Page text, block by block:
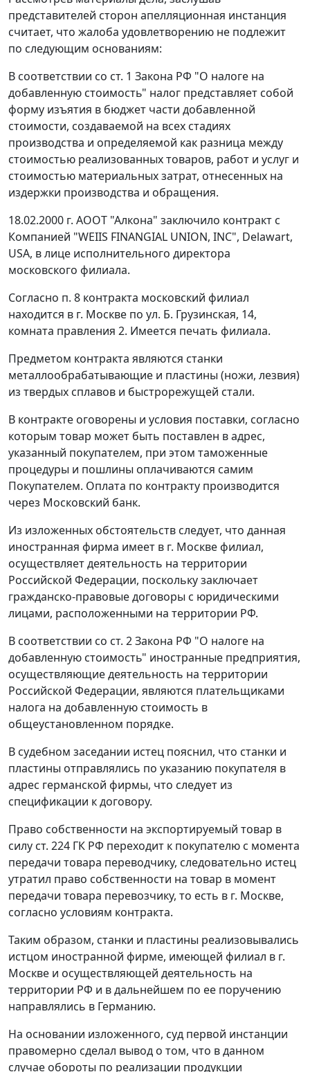
представителей сторон апелляционная инстанция
считает, что жалоба удовлетворению не подлежит
по следующим основаниям:
В соответствии со ст. 1 Закона РФ "О налоге на
добавленную стоимость" налог представляет собой
форму изъятия в бюджет части добавленной
стоимости, создаваемой на всех стадиях
производства и определяемой как разница между
стоимостью реализованных товаров, работ и услуг и
стоимостью материальных затрат, отнесенных на
издержки производства и обращения.
18.02.2000 г. АООТ "Алкона" заключило контракт с
Компанией "WEIIS FINANGIAL UNION, INC", Delawart,
USA, в лице исполнительного директора
московского филиала.
Согласно п. 8 контракта московский филиал
находится в г. Москве по ул. Б. Грузинская, 14,
комната правления 2. Имеется печать филиала.
Предметом контракта являются станки
металлообрабатывающие и пластины (ножи, лезвия)
из твердых сплавов и быстрорежущей стали.
В контракте оговорены и условия поставки, согласно
которым товар может быть поставлен в адрес,
указанный покупателем, при этом таможенные
процедуры и пошлины оплачиваются самим
Покупателем. Оплата по контракту производится
через Московский банк.
Из изложенных обстоятельств следует, что данная
иностранная фирма имеет в г. Москве филиал,
осуществляет деятельность на территории
Российской Федерации, поскольку заключает
гражданско-правовые договоры с юридическими
лицами, расположенными на территории РФ.
В соответствии со ст. 2Закона РФ "О налоге на
добавленную стоимость" иностранные предприятия,
осуществляющие деятельность на территории
Российской Федерации, являются плательщиками
налога на добавленную стоимость в
общеустановленном порядке.
В судебном заседании истец пояснил, что станки и
пластины отправлялись по указанию покупателя в
адрес германской фирмы, что следует из
спецификации к договору.
Право собственности на экспортируемый товар в
силу ст. 224 ГК РФ переходит к покупателю с момента
передачи товара переводчику, следовательно истец
утратил право собственности на товар в момент
передачи товара перевозчику, то есть в г. Москве,
согласно условиям контракта.
Таким образом, станки и пластины реализовывались
истцом иностранной фирме, имеющей филиал в г.
Москве и осуществляющей деятельность на
территории РФ и в дальнейшем по ее поручению
направлялись в Германию.
На основании изложенного, суд первой инстанции
правомерно сделал вывод о том, что в данном
случае обороты по реализации продукции